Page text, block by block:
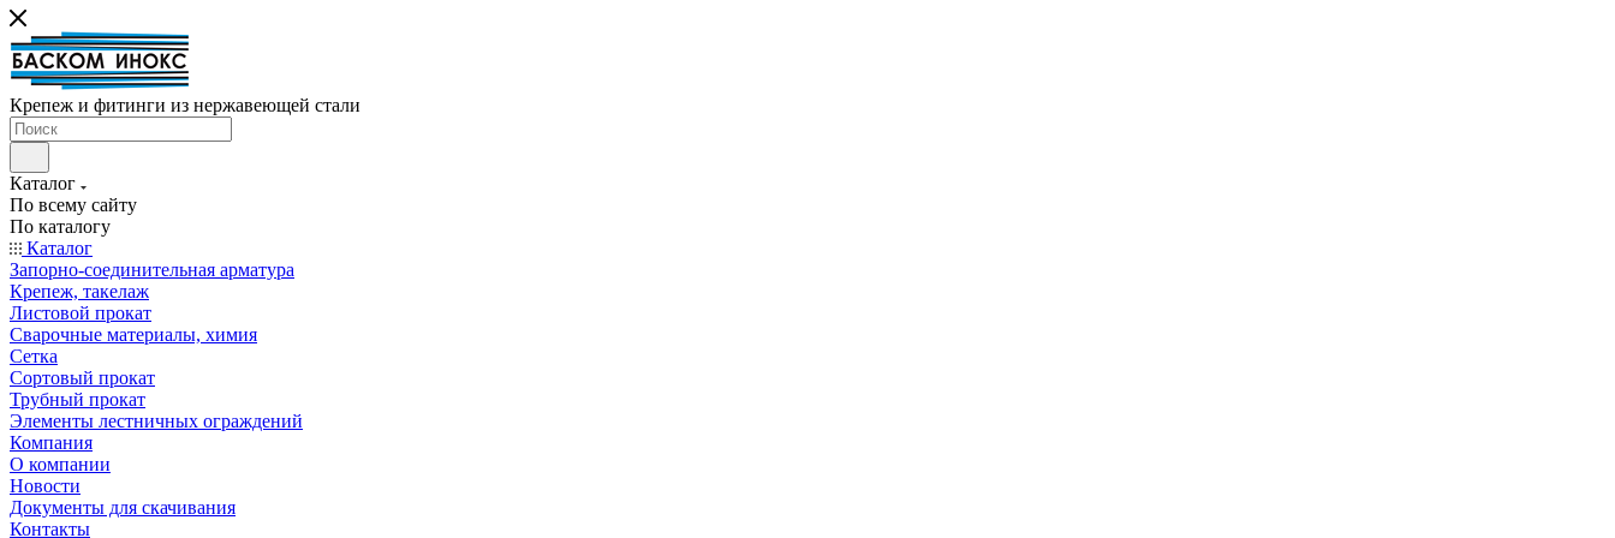
Крепеж и фитинги из нержавеющей стали
Каталог
По всему сайту
По каталогу
Каталог
Запорно-соединительная арматура
Крепеж, такелаж
Листовой прокат
Сварочные материалы, химия
Сетка
Сортовый прокат
Трубный прокат
Элементы лестничных ограждений
Компания
О компании
Новости
Документы для скачивания
Контакты